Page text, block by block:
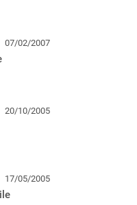
07/02/2007
20/10/2005
17/05/2005